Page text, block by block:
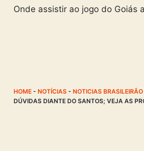
Onde assistir ao jogo do Goiás
HOME- NOTÍCIAS- NOTICIAS BRASILEIRÃO
DÚVIDAS DIANTE DO SANTOS; VEJA AS